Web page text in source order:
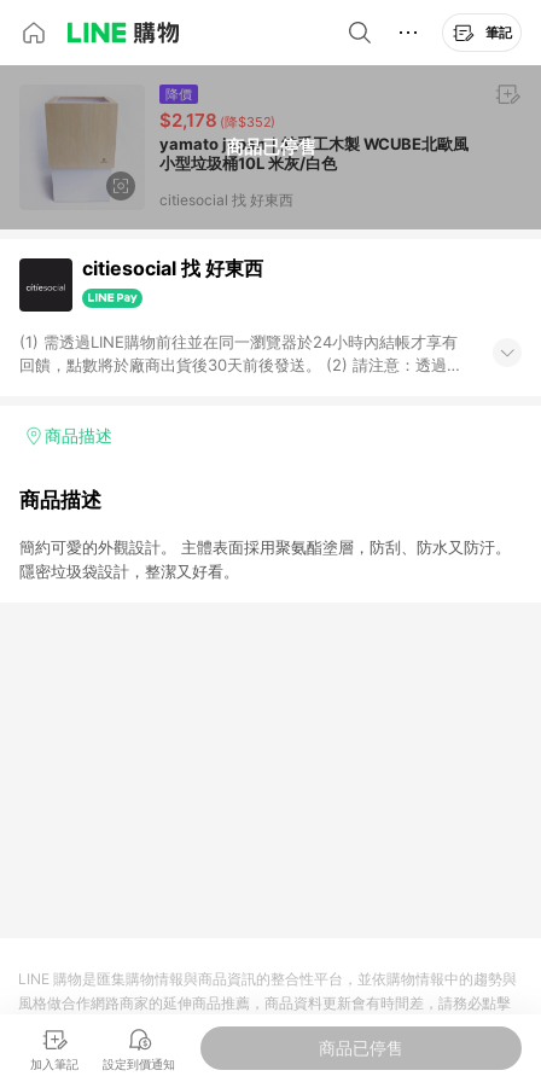
筆記
商品已停售
降價
$2,178 (降$352)
yamato japan｜純手工木製 WCUBE北歐風
小型垃圾桶10L 米灰/白色
citiesocial 找 好東西
citiesocial 找 好東西
(1) 需透過LINE購物前往並在同一瀏覽器於24小時內結帳才享有
回饋，點數將於廠商出貨後30天前後發送。 (2) 請注意：透過
商品描述
商品描述
簡約可愛的外觀設計。 主體表面採用聚氨酯塗層，防刮、防水又防汙。
隱密垃圾袋設計，整潔又好看。
加入筆記 設定到價通知
商品已停售
LINE 購物是匯集購物情報與商品資訊的整合性平台，並依購物情報中的趨勢與
風格做合作網路商家的延伸商品推薦，商品資料更新會有時間差，請務必點擊
商品至各合作網路商家，確認現售價與購物條件，一切資訊以合作廠商網頁為
準。